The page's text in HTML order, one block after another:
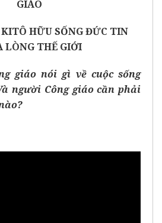
GIÁO
HỮU SỐNG ĐỨC TIN
LÒNG THẾ GIỚI
giáo nói gì về cuộc sống
người Công giáo cần phải